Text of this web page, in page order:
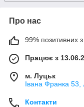
Про нас
99% позитивних з
Працює з
м. Луцьк
Івана Франка 53,
Контакти